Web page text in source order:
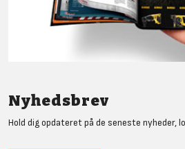
Nyhedsbrev
Hold dig opdateret på de seneste nyheder,